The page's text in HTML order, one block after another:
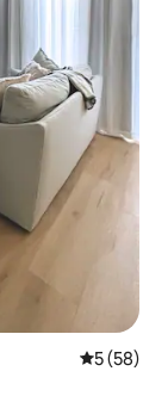
平均评分
5 (58)